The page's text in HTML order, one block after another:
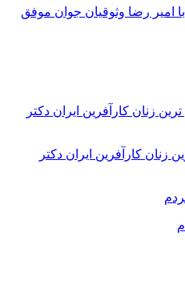
رضا وثوقیان جوان موفق
زنان کارآفرین ایران دکتر